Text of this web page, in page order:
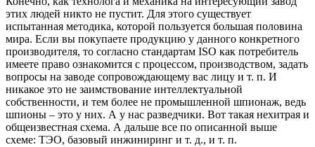
этих людей никто не пустит. Для этого существует
испытанная методика, которой пользуется большая половина
мира. Если вы покупаете продукцию у данного конкретного
производителя, то согласно стандартам ISO как потребитель
имеете право ознакомится с процессом, производством, задать
вопросы на заводе сопровождающему вас лицу и т. п. И
никакое это не заимствование интеллектуальной
собственности, и тем более не промышленной шпионаж, ведь
шпионы – это у них. А у нас разведчики. Вот такая нехитрая и
общеизвестная схема. А дальше все по описанной выше
схеме: ТЭО, базовый инжиниринг и т. д., и т. п.